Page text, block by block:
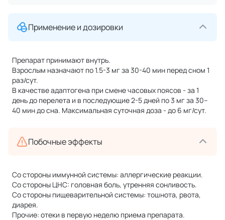
Применение и дозировки
Препарат принимают внутрь.
Взрослым назначают по 1.5-3 мг за 30-40 мин перед сном 1
раз/сут.
В качестве адаптогена при смене часовых поясов - за 1
день до перелета и в последующие 2-5 дней по 3 мг за 30–
40 мин до сна. Максимальная суточная доза - до 6 мг/сут.
Побочные эффекты
Со стороны иммунной системы: аллергические реакции.
Со стороны ЦНС: головная боль, утренняя сонливость.
Со стороны пищеварительной системы: тошнота, рвота,
диарея.
Прочие: отеки в первую неделю приема препарата.